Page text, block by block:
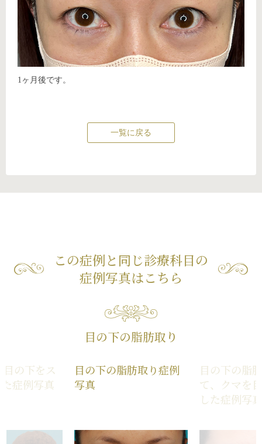
1ヶ月後です。
一覧に戻る
この症例と同じ診療科目の
症例写真はこちら
目の下の脂肪取り
の下をス
症例写真
目の下の脂肪取り症例
写真
目の下の脂
て、クマを
した症例写真